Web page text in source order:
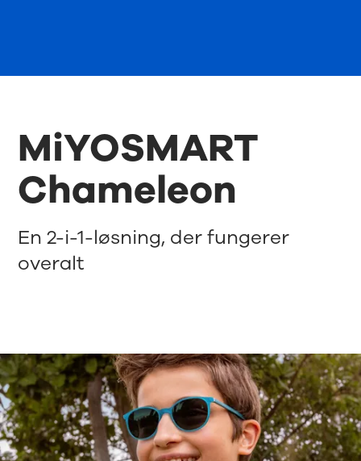
MiYOSMART
Chameleon
En 2-i-1-løsning, der fungerer
overalt